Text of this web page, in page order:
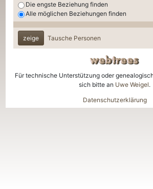
Die engste Beziehung finden
Alle möglichen Beziehungen finden
zeige Tausche Personen
Für technische Unterstützung oder
sich bitte an Uwe Weigel.
Datenschutzerklärung